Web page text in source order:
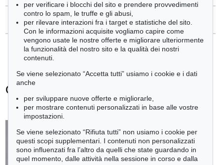
Contattare esperti
Gerhard Richter - Ogetti venduti
tute le offerte
per verificare i blocchi del sito e prendere provvedimenti
contro lo spam, le truffe e gli abusi,
per rilevare interazioni fra i target e statistiche del sito.
Con le informazioni acquisite vogliamo capire come
vengono usate le nostre offerte e migliorare ulteriormente
la funzionalità del nostro sito e la qualità dei nostri
contenuti.
Se viene selezionato “Accetta tutti” usiamo i cookie e i dati
anche
per sviluppare nuove offerte e migliorarle,
per mostrare contenuti personalizzati in base alle vostre
impostazioni.
Se viene selezionato “Rifiuta tutti” non usiamo i cookie per
questi scopi supplementari. I contenuti non personalizzati
sono influenzati fra l’altro da quelli che state guardando in
quel momento, dalle attività nella sessione in corso e dalla